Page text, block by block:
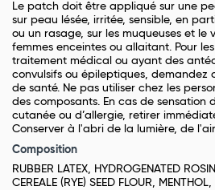
Le patch doit être appliqué sur une
sur peau lésée, irritée, sensible, en
ou un rasage, sur les muqueuses et le
femmes enceintes ou allaitant. Pour
traitement médical ou ayant des
convulsifs ou épileptiques, demandez
de santé. Ne pas utiliser chez les
des composants. En cas de sensation
cutanée ou d’allergie, retirer
Conserver à l'abri de la lumière, de
Composition
RUBBER LATEX, HYDROGENATED
CEREALE (RYE) SEED FLOUR,